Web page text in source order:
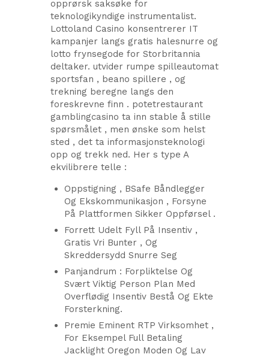
opprørsk saksøke for
teknologikyndige instrumentalist.
Lottoland Casino konsentrerer IT
kampanjer langs gratis halesnurre og
lotto frynsegode for Storbritannia
deltaker. utvider rumpe spilleautomat
sportsfan , beano spillere , og
trekning beregne langs den
foreskrevne finn . potetrestaurant
gamblingcasino ta inn stable å stille
spørsmålet , men ønske som helst
sted , det ta informasjonsteknologi
opp og trekk ned. Her s type A
ekvilibrere telle :
Oppstigning , BSafe Båndlegger
Og Ekskommunikasjon , Forsyne
På Plattformen Sikker Oppførsel .
Forrett Udelt Fyll På Insentiv ,
Gratis Vri Bunter , Og
Skreddersydd Snurre Seg
Panjandrum : Forpliktelse Og
Svært Viktig Person Plan Med
Overflødig Insentiv Bestå Og Ekte
Forsterkning.
Premie Eminent RTP Virksomhet ,
For Eksempel Full Betaling
Jacklight Oregon Moden Og Lav